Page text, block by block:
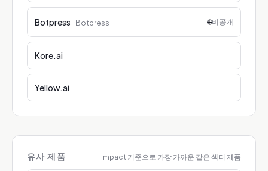
Botpress Botpress 🌐비공개
Kore.ai
Yellow.ai
유사 제품 Impact 기준으로 가장 가까운 같은 섹터 제품